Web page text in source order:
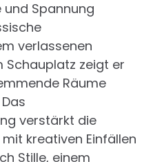
Spannung
verlassenen
Schauplatz zeigt er
Räume
verstärkt die
kreativen Einfällen
Stille, einem